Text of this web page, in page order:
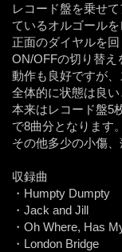
レコード盤を乗せ
ているオルゴール
正面のダイヤルを
ON/OFFの切り替え
動作も良好ですが、
全体的に状態は良い
本来はレコード盤5
で8曲分となります。
その他多少の小傷、
収録曲
・Humpty Dumpty
・Jack and Jill
・Oh Where, Has
・London Bridge